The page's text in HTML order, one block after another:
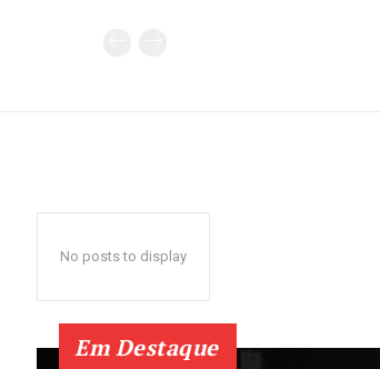
No posts to display
Em Destaque